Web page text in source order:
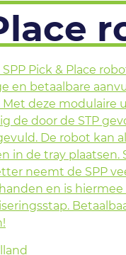
SPP Pick & Place
en betaalbare
deze modulaire
de door de STP
De robot kan
in de tray plaatsen.
neemt de SPP
en is hiermee